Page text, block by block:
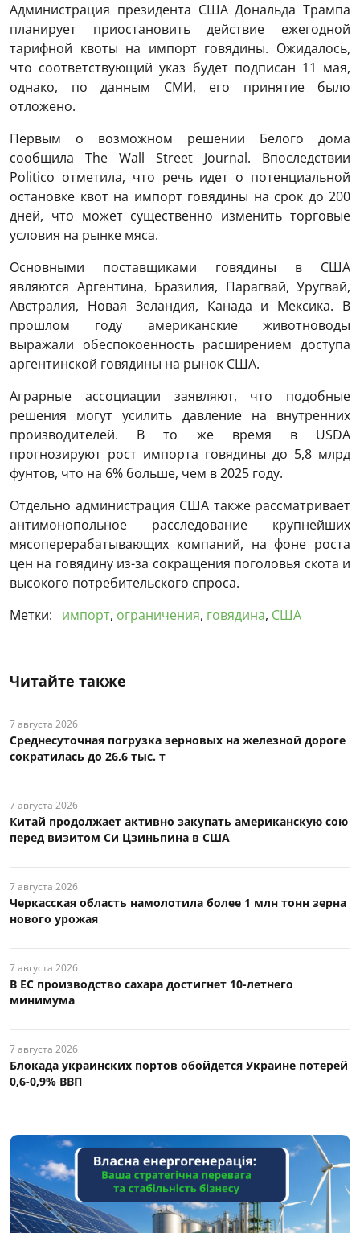
Администрация президента США Дональда Трампа
планирует приостановить действие ежегодной
тарифной квоты на импорт говядины. Ожидалось,
что соответствующий указ будет подписан 11 мая,
однако, по данным СМИ, его принятие было
отложено.
Первым о возможном решении Белого дома
сообщила The Wall Street Journal. Впоследствии
Politico отметила, что речь идет о потенциальной
остановке квот на импорт говядины на срок до 200
дней, что может существенно изменить торговые
условия на рынке мяса.
Основными поставщиками говядины в США
являются Аргентина, Бразилия, Парагвай, Уругвай,
Австралия, Новая Зеландия, Канада и Мексика. В
прошлом году американские животноводы
выражали обеспокоенность расширением доступа
аргентинской говядины на рынок США.
Аграрные ассоциации заявляют, что подобные
решения могут усилить давление на внутренних
производителей. В то же время в USDA
прогнозируют рост импорта говядины до 5,8 млрд
фунтов, что на 6% больше, чем в 2025 году.
Отдельно администрация США также рассматривает
антимонопольное расследование крупнейших
мясоперерабатывающих компаний, на фоне роста
цен на говядину из-за сокращения поголовья скота и
высокого потребительского спроса.
Метки:
импорт, ограничения, говядина, США
Читайте также
7 августа 2026
Среднесуточная погрузка зерновых на железной дороге
сократилась до 26,6 тыс. т
7 августа 2026
Китай продолжает активно закупать американскую сою
перед визитом Си Цзиньпина в США
7 августа 2026
Черкасская область намолотила более 1 млн тонн зерна
нового урожая
7 августа 2026
В ЕС производство сахара достигнет 10-летнего
минимума
7 августа 2026
Блокада украинских портов обойдется Украине потерей
0,6-0,9% ВВП